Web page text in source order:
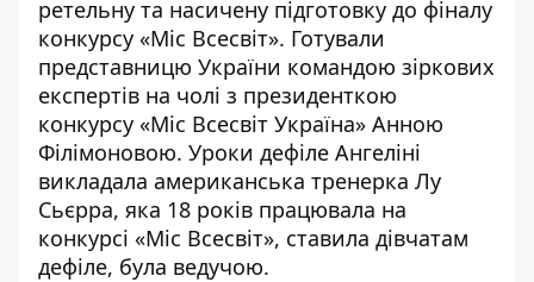
ретельну та насичену підготовку до фіналу
конкурсу «Міс Всесвіт». Готували
представницю України командою зіркових
експертів на чолі з президенткою
конкурсу «Міс Всесвіт Україна» Анною
Філімоновою. Уроки дефіле Ангеліні
викладала американська тренерка Лу
Сьєрра, яка 18 років працювала на
конкурсі «Міс Всесвіт», ставила дівчатам
дефіле, була ведучою.